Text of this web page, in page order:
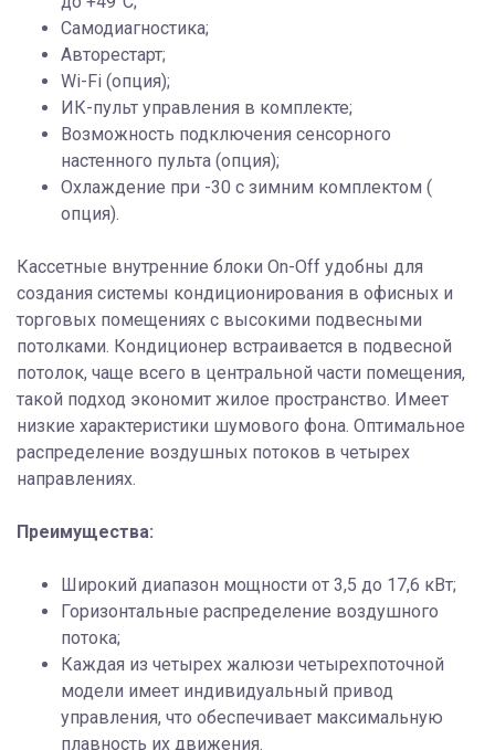
Самодиагностика;
Авторестарт;
Wi-Fi (опция);
ИК-пульт управления в комплекте;
Возможность подключения сенсорного
настенного пульта (опция);
Охлаждение при -30 с зимним комплектом (
опция).
Кассетные внутренние блоки On-Off удобны для
создания системы кондиционирования в офисных и
торговых помещениях с высокими подвесными
потолками. Кондиционер встраивается в подвесной
потолок, чаще всего в центральной части помещения,
такой подход экономит жилое пространство. Имеет
низкие характеристики шумового фона. Оптимальное
распределение воздушных потоков в четырех
направлениях.
Преимущества:
Широкий диапазон мощности от 3,5 до 17,6 кВт;
Горизонтальные распределение воздушного
потока;
Каждая из четырех жалюзи четырехпоточной
модели имеет индивидуальный привод
управления, что обеспечивает максимальную
плавность их движения.